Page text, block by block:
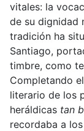
vitales: la
de su dignidad
tradición ha
Santiago,
timbre, como
Completando
literario de los
heráldicas tan
recordaba a